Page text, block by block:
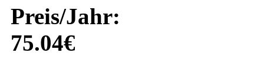
Preis/Jahr:
75.04€